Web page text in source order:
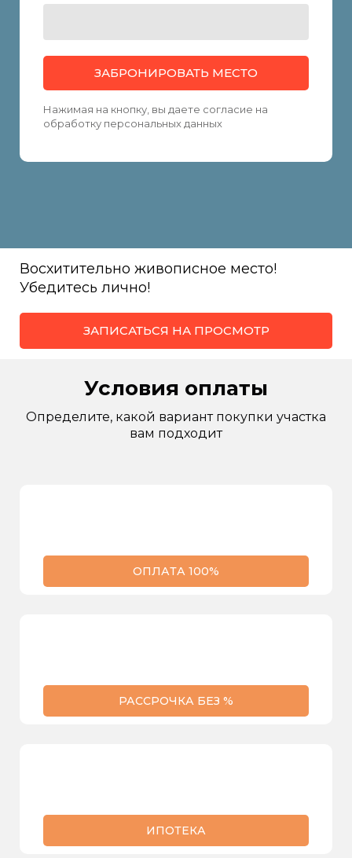
ЗАБРОНИРОВАТЬ МЕСТО
Нажимая на кнопку, вы даете согласие на
обработку персональных данных
Восхитительно живописное место!
Убедитесь лично!
ЗАПИСАТЬСЯ НА ПРОСМОТР
Условия оплаты
Определите, какой вариант покупки участка
вам подходит
ОПЛАТА 100%
РАССРОЧКА БЕЗ %
ИПОТЕКА